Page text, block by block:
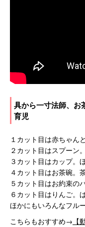
具から一寸法師、お
育児
１カット目は赤ちゃん
２カット目はスプーン
３カット目はカップ。
４カット目はお茶碗。
５カット目はお約束の
６カット目はりんご。
ほかにもいろんなフル
こちらもおすすめ→